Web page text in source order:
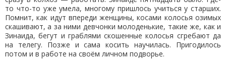
то что-то уже умела, многому пришлось учиться у старших.
Помнит, как идут впереди женщины, косами колосья озимых
скашивают, а за ними девчонки молоденькие, такие же, как и
Зинаида, бегут и граблями скошенные колосья сгребают да
на телегу. Позже и сама косить научилась. Пригодилось
потом и в работе на своём личном подворье.